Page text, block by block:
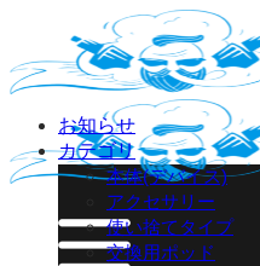
content
お知らせ
カテゴリ
本体(デバイス)
アクセサリー
使い捨てタイプ
交換用ポッド